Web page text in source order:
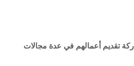
تقديم أعمالهم في عدة مجالات